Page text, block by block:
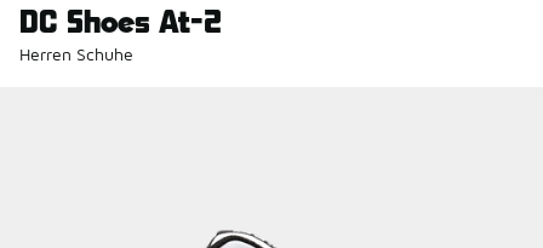
DC Shoes At-2
Herren Schuhe